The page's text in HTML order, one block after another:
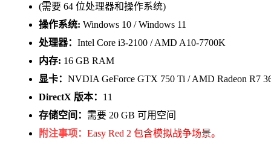
(需要 64 位处理器和操作系统)
操作系统: Windows 10 / Windows 11
处理器： Intel Core i3-2100 / AMD A10-7700K
内存: 16 GB RAM
显卡： NVDIA GeForce GTX 750 Ti / AMD Radeon R7
DirectX 版本： 11
存储空间： 需要 20 GB 可用空间
附注事项： Easy Red 2 包含模拟战争场景。